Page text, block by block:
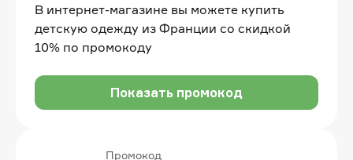
В интернет-магазине вы можете купить
детскую одежду из Франции со скидкой
10% по промокоду
Показать промокод
Промокод